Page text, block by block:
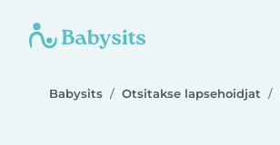
Babysits Otsitakse lapsehoidjat